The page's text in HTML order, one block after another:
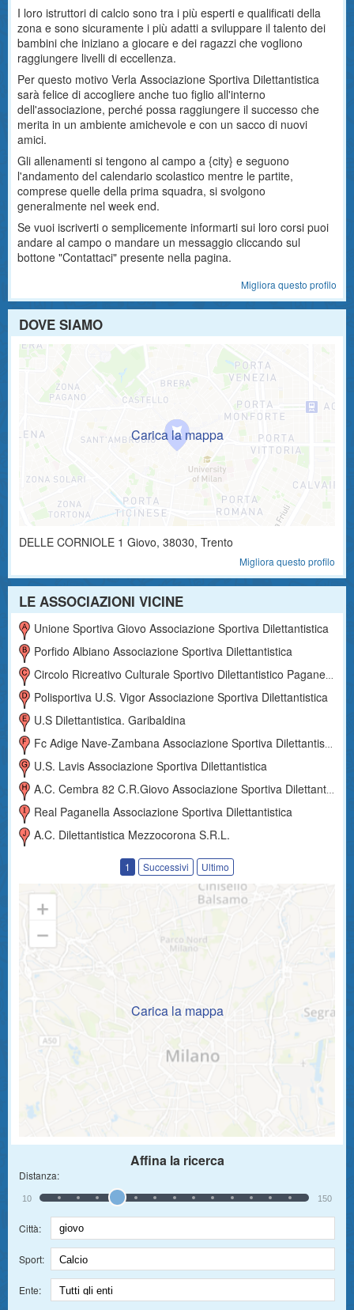
I loro istruttori di calcio sono tra i più esperti e qualificati della
zona e sono sicuramente i più adatti a sviluppare il talento dei
bambini che iniziano a giocare e dei ragazzi che vogliono
raggiungere livelli di eccellenza.
Per questo motivo Verla Associazione Sportiva Dilettantistica
sarà felice di accogliere anche tuo figlio all'interno
dell'associazione, perché possa raggiungere il successo che
merita in un ambiente amichevole e con un sacco di nuovi
amici.
Gli allenamenti si tengono al campo a {city} e seguono
l'andamento del calendario scolastico mentre le partite,
comprese quelle della prima squadra, si svolgono
generalmente nel week end.
Se vuoi iscriverti o semplicemente informarti sui loro corsi puoi
andare al campo o mandare un messaggio cliccando sul
bottone "Contattaci" presente nella pagina.
Migliora questo profilo
DOVE SIAMO
DELLE CORNIOLE 1 Giovo, 38030, Trento
Migliora questo profilo
LE ASSOCIAZIONI VICINE
Unione Sportiva Giovo Associazione Sportiva Dilettantistica
Porfido Albiano Associazione Sportiva Dilettantistica
Circolo Ricreativo Culturale Sportivo Dilettantistico Paganella
Polisportiva U.s. Vigor Associazione Sportiva Dilettantistica
U.s Dilettantistica. Garibaldina
Fc Adige Nave-Zambana Associazione Sportiva Dilettantistica
U.s. Lavis Associazione Sportiva Dilettantistica
A.c. Cembra 82 C.r.giovo Associazione Sportiva Dilettantistica
Real Paganella Associazione Sportiva Dilettantistica
A.c. Dilettantistica Mezzocorona S.r.l.
1 Successivi Ultimo
Carica la mappa
Affina la ricerca
Distanza:
10 150
Città:
Sport:
Ente: